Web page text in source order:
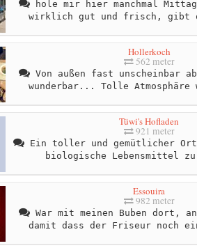
hole mir hier manchmal
wirklich gut und frisch, gibt
Hollerkoch
562 meter
Von außen fast unscheinbar
wunderbar... Tolle Atmosphäre
Tüwi's Hofladen
921 meter
Ein toller und gemütlicher
biologische Lebensmittel
Essouira
982 meter
War mit meinen Buben dort,
damit dass der Friseur noch